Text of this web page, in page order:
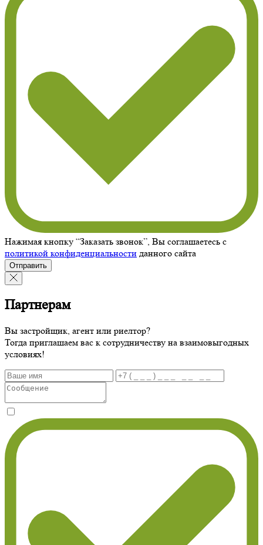
Нажимая кнопку “Заказать звонок”, Вы соглашаетесь с
политикой конфиденциальности данного сайта
Отправить
Партнерам
Вы застройщик, агент или риелтор?
Тогда приглашаем вас к сотрудничеству на взаимовыгодных
условиях!